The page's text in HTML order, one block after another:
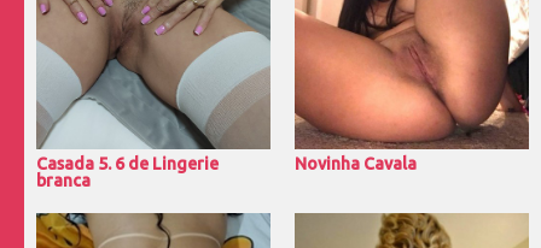
Casada 5. 6 de Lingerie
branca
Novinha Cavala